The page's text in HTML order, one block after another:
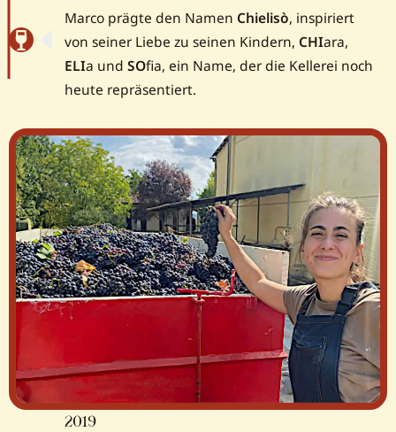
Marco prägte den Namen Chielisò, inspiriert
von seiner Liebe zu seinen Kindern, CHIara,
ELIa und SOfia, ein Name, der die Kellerei noch
heute repräsentiert.
2019